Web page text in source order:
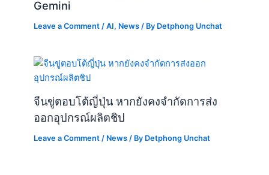
จีนขู่ตอบโต้ญี่ปุ่น หากยังคงจำกัดการส่ง
Leave a Comment / News/ ByDetphong Unchat